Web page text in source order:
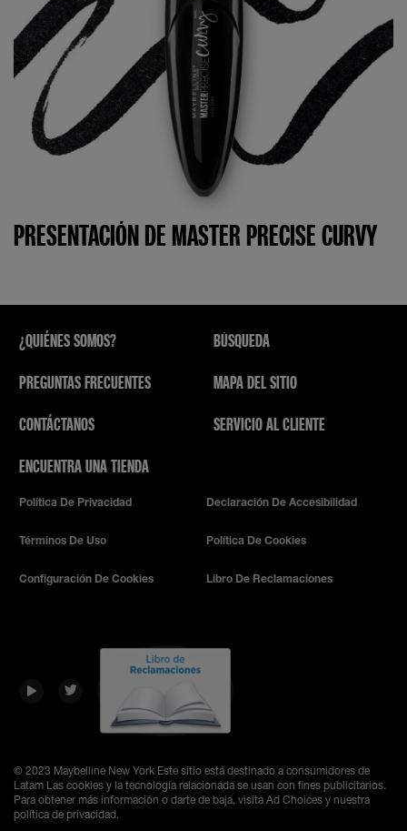
PRESENTACIÓN DE MASTER PRECISE CURVY
¿QUIÉNES SOMOS?
PREGUNTAS FRECUENTES
CONTÁCTANOS
ENCUENTRA UNA TIENDA
BÚSQUEDA
MAPA DEL SITIO
SERVICIO AL CLIENTE
Política De Privacidad Declaración De Accesibilidad
Términos De Uso Política De Cookies
Configuración De Cookies Libro De Reclamaciones
© 2023 Maybelline New York Este sitio está destinado a consumidores de
Latam Las cookies y la tecnología relacionada se usan con fines publicitarios.
Para obtener más información o darte de baja, visita Ad Choices y nuestra
política de privacidad.